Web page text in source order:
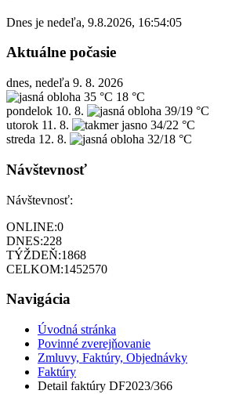
Dnes je nedeľa, 9.8.2026, 16:54:05
Aktuálne počasie
dnes, nedeľa 9. 8. 2026
35 °C 18 °C
pondelok 10. 8.
39/19 °C
utorok 11. 8.
34/22 °C
streda 12. 8. 32/18 °C
Návštevnosť
Návštevnosť:
ONLINE:0
DNES:228
TÝŽDEŇ:1868
CELKOM:1452570
Navigácia
Úvodná stránka
Povinné zverejňovanie
Zmluvy, Faktúry, Objednávky
Faktúry
Detail faktúry DF2023/366